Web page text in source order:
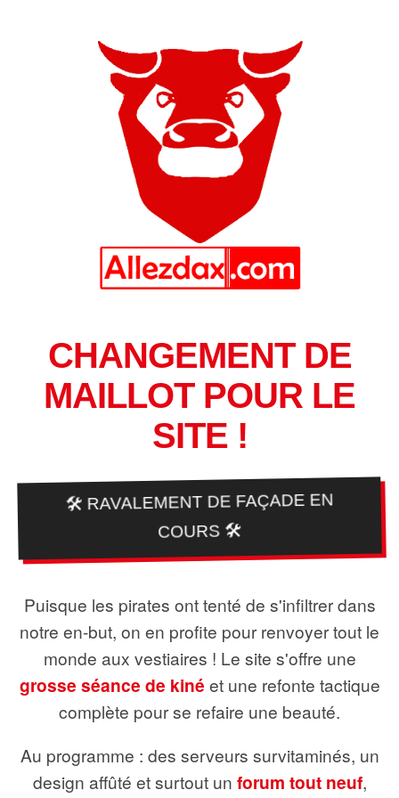
CHANGEMENT DE
MAILLOT POUR LE
SITE !
🛠️ RAVALEMENT DE FAÇADE EN
COURS 🛠️
Puisque les pirates ont tenté de s'infiltrer dans
notre en-but, on en profite pour renvoyer tout le
monde aux vestiaires ! Le site s'offre une
grosse séance de kiné et une refonte tactique
complète pour se refaire une beauté.
Au programme : des serveurs survitaminés, un
design affûté et surtout un forum tout neuf,